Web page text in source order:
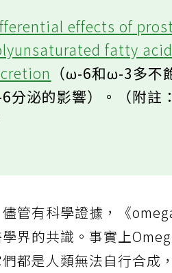
effects of
fatty
（ω-6和ω-3多不
6分泌的影響）。（附
儘管有科學證據，《
界的共識。事實上